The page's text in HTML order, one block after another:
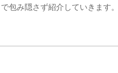
包み隠さず紹介していきます。